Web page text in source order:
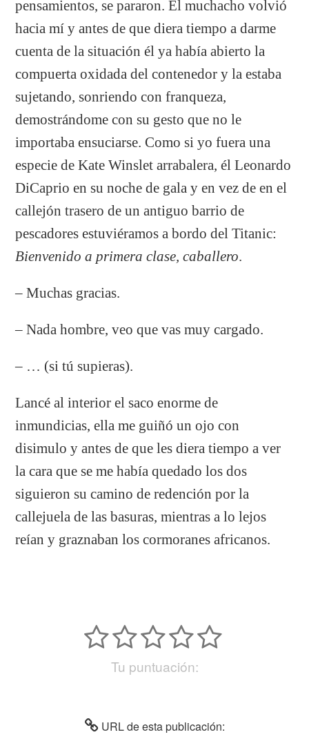
pensamientos, se pararon. El muchacho volvió
hacia mí y antes de que diera tiempo a darme
cuenta de la situación él ya había abierto la
compuerta oxidada del contenedor y la estaba
sujetando, sonriendo con franqueza,
demostrándome con su gesto que no le
importaba ensuciarse. Como si yo fuera una
especie de Kate Winslet arrabalera, él Leonardo
DiCaprio en su noche de gala y en vez de en el
callejón trasero de un antiguo barrio de
pescadores estuviéramos a bordo del Titanic:
Bienvenido a primera clase, caballero.
– Muchas gracias.
– Nada hombre, veo que vas muy cargado.
– … (si tú supieras).
Lancé al interior el saco enorme de
inmundicias, ella me guiñó un ojo con
disimulo y antes de que les diera tiempo a ver
la cara que se me había quedado los dos
siguieron su camino de redención por la
callejuela de las basuras, mientras a lo lejos
reían y graznaban los cormoranes africanos.
Tu puntuación:
URL de esta publicación: